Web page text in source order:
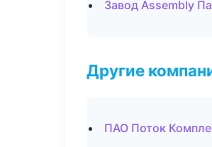
Завод Assembly
Другие
ПАО Поток